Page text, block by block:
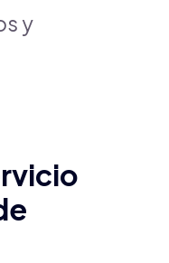
y